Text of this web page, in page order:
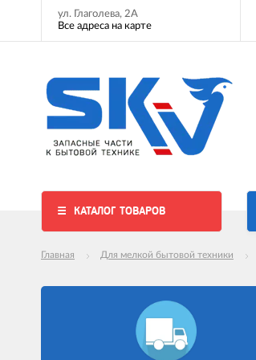
ул. Глаголева, 2А
Все адреса на карте
КАТАЛОГ ТОВАРОВ
Главная Для мелкой бытовой техники